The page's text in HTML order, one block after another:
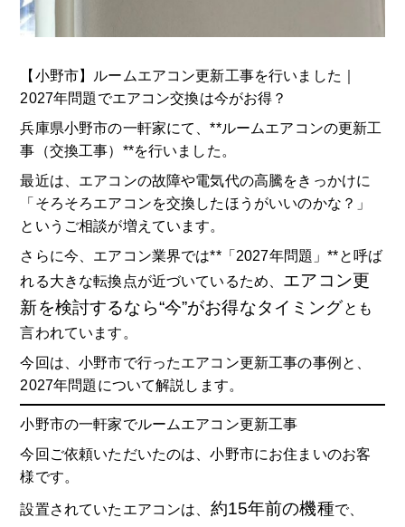
【小野市】ルームエアコン更新工事を行いました｜
2027年問題でエアコン交換は今がお得？
兵庫県小野市の一軒家にて、**ルームエアコンの更新工
事（交換工事）**を行いました。
最近は、エアコンの故障や電気代の高騰をきっかけに
「そろそろエアコンを交換したほうがいいのかな？」
というご相談が増えています。
さらに今、エアコン業界では**「2027年問題」**と呼ば
れる大きな転換点が近づいているため、 エアコン更
新を検討するなら“今”がお得なタイミングとも
言われています。
今回は、小野市で行ったエアコン更新工事の事例と、
2027年問題について解説します。
小野市の一軒家でルームエアコン更新工事
今回ご依頼いただいたのは、小野市にお住まいのお客
様です。
設置されていたエアコンは、 約15年前の機種で、